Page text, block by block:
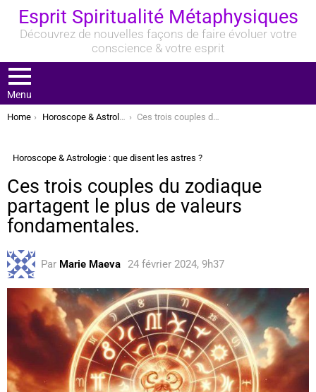
Esprit Spiritualité Métaphysiques
Découvrez de nouvelles façons de faire évoluer votre
conscience & votre esprit
Menu
You are here:
Home Horoscope & Astrologie : que disent les astres ? Ces trois couples du zodiaque partagent le plus de valeurs fondamentales.
Horoscope & Astrologie : que disent les astres ?
Ces trois couples du zodiaque
partagent le plus de valeurs
fondamentales.
Par Marie Maeva 24 février 2024, 9h37